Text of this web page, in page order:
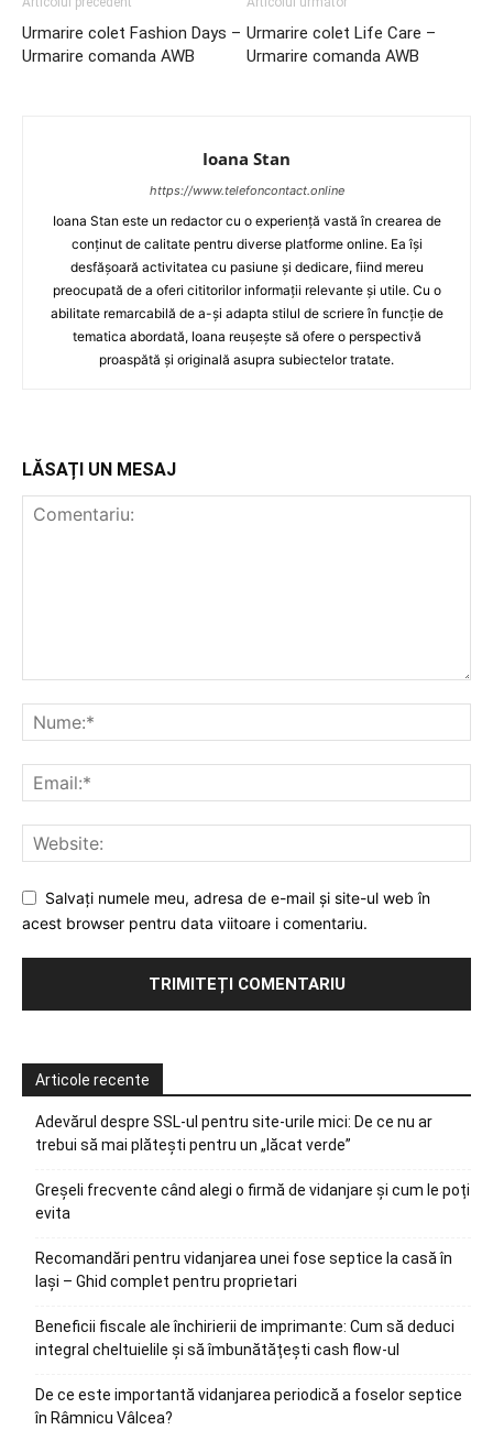
Urmarire colet Fashion Days –
Urmarire comanda AWB
Urmarire colet Life Care –
Urmarire comanda AWB
Ioana Stan
https://www.telefoncontact.online
Ioana Stan este un redactor cu o experiență vastă în crearea de
conținut de calitate pentru diverse platforme online. Ea își
desfășoară activitatea cu pasiune și dedicare, fiind mereu
preocupată de a oferi cititorilor informații relevante și utile. Cu o
abilitate remarcabilă de a-și adapta stilul de scriere în funcție de
tematica abordată, Ioana reușește să ofere o perspectivă
proaspătă și originală asupra subiectelor tratate.
LĂSAȚI UN MESAJ
Salvați numele meu, adresa de e-mail și site-ul web în
acest browser pentru data viitoare i comentariu.
Articole recente
Adevărul despre SSL-ul pentru site-urile mici: De ce nu ar
trebui să mai plătești pentru un „lăcat verde”
Greșeli frecvente când alegi o firmă de vidanjare și cum le poți
evita
Recomandări pentru vidanjarea unei fose septice la casă în
Iași – Ghid complet pentru proprietari
Beneficii fiscale ale închirierii de imprimante: Cum să deduci
integral cheltuielile și să îmbunătățești cash flow-ul
De ce este importantă vidanjarea periodică a foselor septice
în Râmnicu Vâlcea?